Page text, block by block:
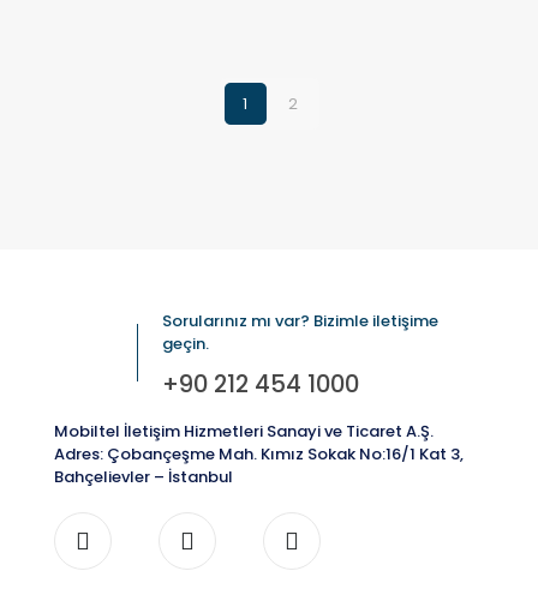
1 2
Sorularınız mı var? Bizimle iletişime
geçin.
+90 212 454 1000
Mobiltel İletişim Hizmetleri Sanayi ve Ticaret A.Ş.
Adres: Çobançeşme Mah. Kımız Sokak No:16/1 Kat 3,
Bahçelievler – İstanbul